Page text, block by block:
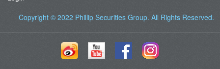
Copyright © 2022 Phillip Securities Group. All Rights Reserved.